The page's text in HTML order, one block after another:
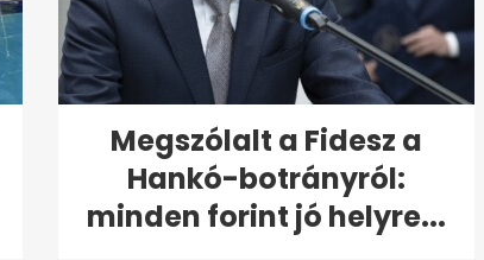
Megszólalt a Fidesz a
Hankó-botrányról:
minden forint jó helyre...